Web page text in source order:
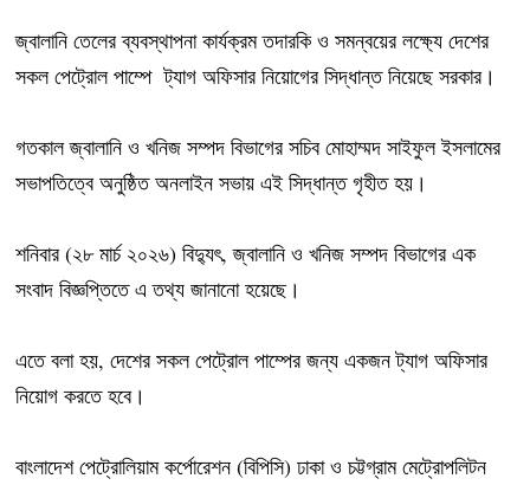
জ্বালানি তেলের ব্যবস্থাপনা কার্যক্রম তদারকি ও সমন্বয়ের লক্ষ্যে দেশের
সকল পেট্রোল পাম্পে ট্যাগ অফিসার নিয়োগের সিদ্ধান্ত নিয়েছে সরকার।
গতকাল জ্বালানি ও খনিজ সম্পদ বিভাগের সচিব মোহাম্মদ সাইফুল ইসলামের
সভাপতিত্বে অনুষ্ঠিত অনলাইন সভায় এই সিদ্ধান্ত গৃহীত হয়।
শনিবার (২৮ মার্চ ২০২৬) বিদ্যুৎ, জ্বালানি ও খনিজ সম্পদ বিভাগের এক
সংবাদ বিজ্ঞপ্তিতে এ তথ্য জানানো হয়েছে।
এতে বলা হয়, দেশের সকল পেট্রোল পাম্পের জন্য একজন ট্যাগ অফিসার
নিয়োগ করতে হবে।
বাংলাদেশ পেট্রোলিয়াম কর্পোরেশন (বিপিসি) ঢাকা ও চট্টগ্রাম মেট্রোপলিটন